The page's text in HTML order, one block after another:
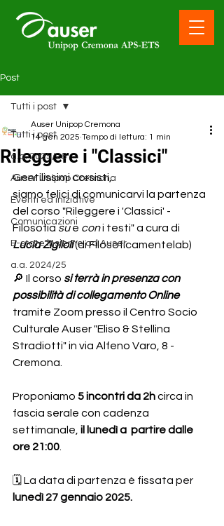
Post
Tutti i post
a.a. 2025/26
Auser Unipop Cremona
Eventi ed iniziative
Comunicazioni
E-state insieme ad Auser
a.a. 2024/25
Tutti i post
Rileggere i "Classici"
Auser Unipop Cremona
14 gen 2025 Tempo di lettura: 1 min
Gentilissimi corsisti,
siamo felici di comunicarvi la partenza
del corso "Rileggere i 'Classici' -
Filosofia su e con i testi" a cura di
Lucia Ziglioli (di Filosoficamentelab)
🔎 Il corso si terrà in presenza con
possibilità di collegamento Online
tramite Zoom presso il Centro Socio
Culturale Auser "Eliso & Stellina
Stradiotti" in via Alfeno Varo, 8 -
Cremona.
Proponiamo 5 incontri da 2h circa in
fascia serale con cadenza
settimanale, il lunedì a  partire dalle
ore 21:00
🗓️ La data di partenza è fissata per
lunedì 27 gennaio 2025.